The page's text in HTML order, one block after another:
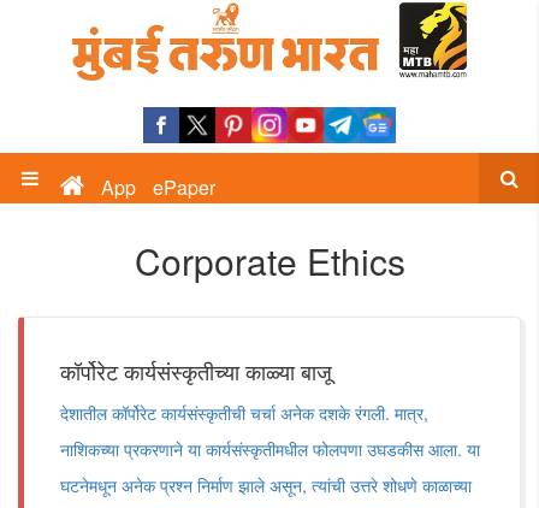
App ePaper
Corporate Ethics
कॉर्पोरेट कार्यसंस्कृतीच्या काळ्या बाजू
देशातील कॉर्पोरेट कार्यसंस्कृतीची चर्चा अनेक दशके रंगली. मात्र,
नाशिकच्या प्रकरणाने या कार्यसंस्कृतीमधील फोलपणा उघडकीस आला. या
घटनेमधून अनेक प्रश्न निर्माण झाले असून, त्यांची उत्तरे शोधणे काळाच्या